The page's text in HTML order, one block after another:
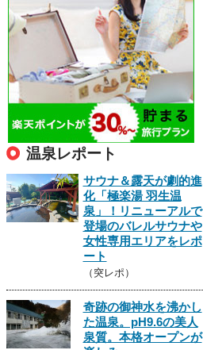
温泉レポート
サウナ＆露天が劇的進
化「極楽湯 羽生温
泉」！リニューアルで
登場のバレルサウナや
女性専用エリアをレポ
ート
（突レポ）
奇跡の御神水を沸かし
た温泉。pH9.6の美人
泉質。本格オープンが